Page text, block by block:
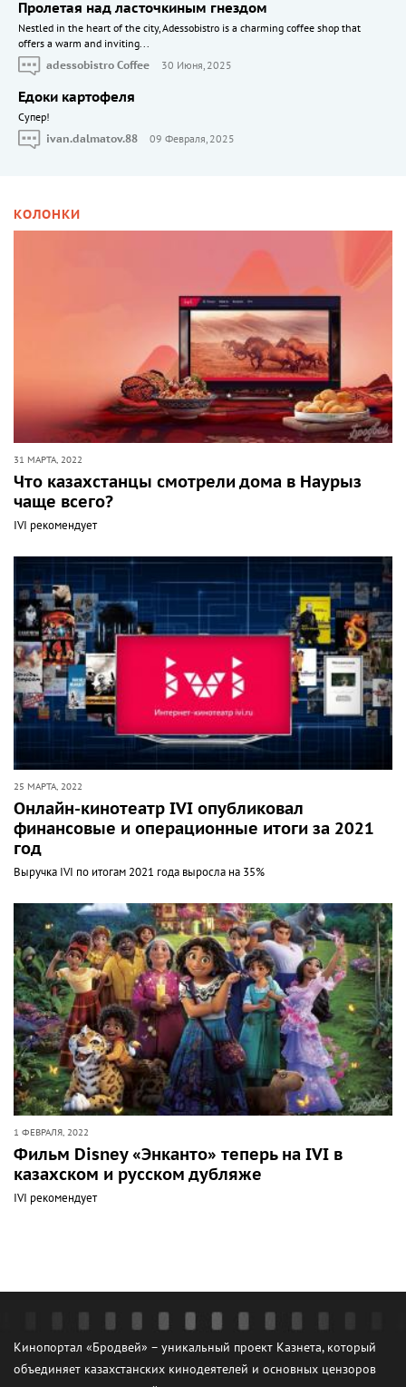
Пролетая над ласточкиным гнездом
Nestled in the heart of the city, Adessobistro is a charming coffee shop that
offers a warm and inviting...
adessobistro Coffee
30 Июня, 2025
Едоки картофеля
Cупер!
ivan.dalmatov.88
09 Февраля, 2025
КОЛОНКИ
31 МАРТА, 2022
Что казахстанцы смотрели дома в Наурыз
чаще всего?
IVI рекомендует
25 МАРТА, 2022
Онлайн-кинотеатр IVI опубликовал
финансовые и операционные итоги за 2021
год
Выручка IVI по итогам 2021 года выросла на 35%
1 ФЕВРАЛЯ, 2022
Фильм Disney «Энканто» теперь на IVI в
казахском и русском дубляже
IVI рекомендует
Кинопортал «Бродвей» – уникальный проект Казнета, который
объединяет казахстанских кинодеятелей и основных цензоров